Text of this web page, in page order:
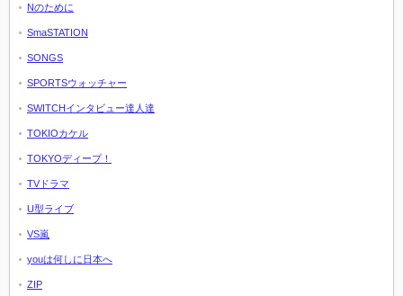
Nのために
SmaSTATION
SONGS
SPORTSウォッチャー
SWITCHインタビュー達人達
TOKIOカケル
TOKYOディープ！
TVドラマ
U型ライブ
VS嵐
youは何しに日本へ
ZIP